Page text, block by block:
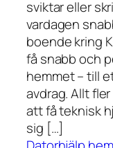
sviktar eller
vardagen
boende kring
få snabb och
hemmet – till
avdrag. Allt
att få teknisk
sig […]